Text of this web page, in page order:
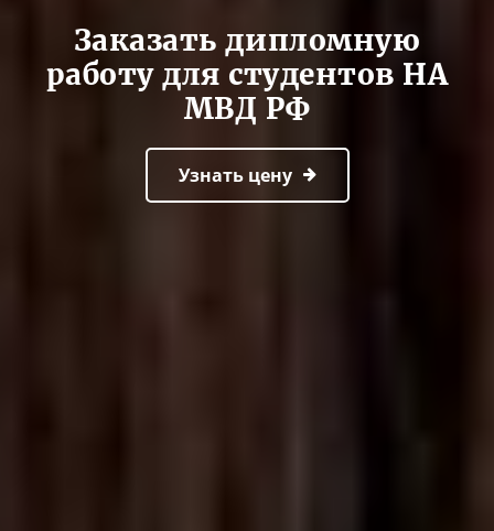
Заказать дипломную
работу для студентов НА
МВД РФ
Узнать цену